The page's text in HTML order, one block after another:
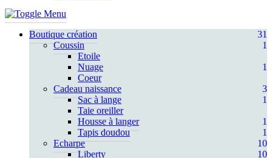
Boutique création
31
Coussin
1
Etoile
Nuage
1
Coeur
Cadeau naissance
3
Sac à lange
1
Taie oreiller
Housse à langer
1
Tapis doudou
1
Echarpe
10
Liberty
10